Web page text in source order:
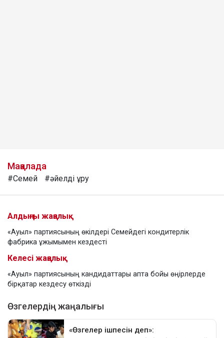
Мақалада
#Семей #әйелді ұру
Алдыңғы жаңалық
«Ауыл» партиясының өкілдері Семейдегі кондитерлік
фабрика ұжымымен кездесті
Келесі жаңалық
«Ауыл» партиясының кандидаттары апта бойы өңірлерде
бірқатар кездесу өткізді